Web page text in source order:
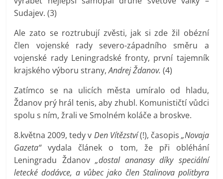
Sudajev. (3)
Ale zato se roztrubují zvěsti, jak si zde žil obézní
člen vojenské rady severo-západního směru a
vojenské rady Leningradské fronty, první tajemník
krajského výboru strany,Andrej Ždanov. (4)
Zatímco se na ulicích města umíralo od hladu,
Ždanov prý hrál tenis, aby zhubl. Komunističtí vůdci
spolu s ním, žrali ve Smolném koláče a broskve.
8.května 2009, tedy v Den Vítězství(!), časopis„Novaja
Gazeta“vydala článek o tom, že při obléhání
Leningradu Ždanov„dostal ananasy díky speciální
letecké dodávce, a vůbec jako člen Stalinova politbyra